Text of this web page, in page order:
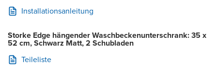
Installationsanleitung
Storke Edge hängender Waschbeckenunterschrank: 35 x
52 cm, Schwarz Matt, 2 Schubladen
Teileliste